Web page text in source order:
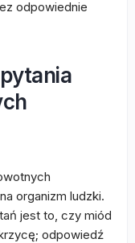
odpowiednie
organizm ludzki.
jest to, czy miód
odpowiedź